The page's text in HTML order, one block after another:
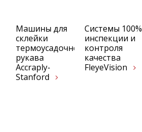
Машины для
склейки
термоусадочного
рукава
Accraply-
Stanford
Системы 100%
инспекции и
контроля
качества
FleyeVision